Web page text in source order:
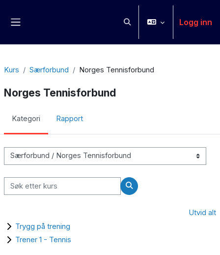
Veksle inndata for søkLogg inn
Kurs Særforbund Norges Tennisforbund
Norges Tennisforbund
Kategori Rapport
Kurskategorier
Søk etter kurs
Søk etter kurs
Utvid alt
Trygg på trening
Trener 1 - Tennis